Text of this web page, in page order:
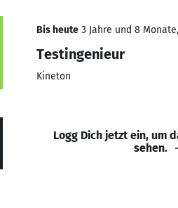
Bis heute 3 Jahre und 8
Testingenieur
Kineton
Logg Dich jetzt ein, um
sehen.